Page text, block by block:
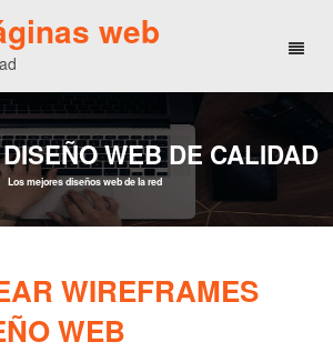
web
WEB DE CALIDAD
Los mejores diseños web de la red
WIREFRAMES
WEB